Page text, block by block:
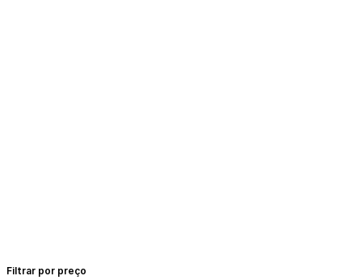
Filtrar por preço